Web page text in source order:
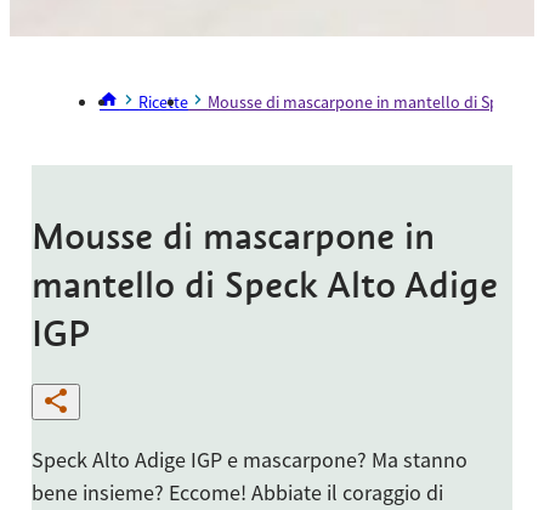
Ricette Mousse di mascarpone in mantello di Speck
Mousse di mascarpone in
mantello di Speck Alto Adige
IGP
Speck Alto Adige IGP e mascarpone? Ma stanno
bene insieme? Eccome! Abbiate il coraggio di